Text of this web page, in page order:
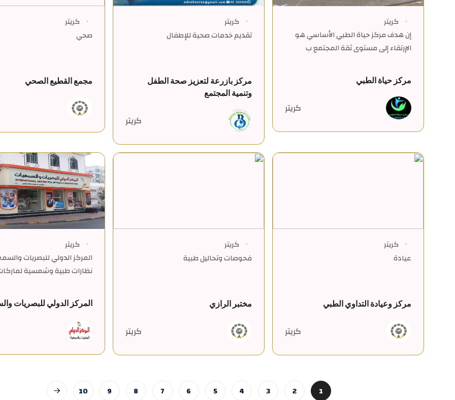
كريتر
إن هدف مركز حياة الطبي الأساسي هو
الإرتقاء إلى مستوى ثقة المجتمع ب
مركز حياة الطبي
كريتر
كريتر
تقديم خدمات صحية للإطفال
مركز بازرعة لتعزيز صحة الطفل
وتنمية المجتمع
كريتر
كريتر
صحي
مجمع القطيع الصحي
كريتر
عيادة
مركز وعيادة التداوي الطبي
كريتر
كريتر
فحوصات وتحاليل طبية
مختبر الرازي
كريتر
كريتر
المركز الدولي للبصريات
نظارات طبية وشمسية
المركز الدولي للبصريات
1
2
3
4
5
6
7
8
9
10